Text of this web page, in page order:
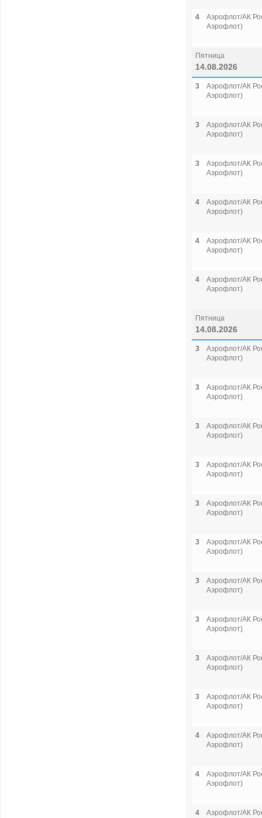
4
Аэрофлот/АК
Аэрофлот)
Пятница
14.08.2026
3
Аэрофлот/АК
Аэрофлот)
3
Аэрофлот/АК
Аэрофлот)
3
Аэрофлот/АК
Аэрофлот)
4
Аэрофлот/АК
Аэрофлот)
4
Аэрофлот/АК
Аэрофлот)
4
Аэрофлот/АК
Аэрофлот)
Пятница
14.08.2026
3
Аэрофлот/АК
Аэрофлот)
3
Аэрофлот/АК
Аэрофлот)
3
Аэрофлот/АК
Аэрофлот)
3
Аэрофлот/АК
Аэрофлот)
3
Аэрофлот/АК
Аэрофлот)
3
Аэрофлот/АК
Аэрофлот)
3
Аэрофлот/АК
Аэрофлот)
3
Аэрофлот/АК
Аэрофлот)
3
Аэрофлот/АК
Аэрофлот)
3
Аэрофлот/АК
Аэрофлот)
4
Аэрофлот/АК
Аэрофлот)
4
Аэрофлот/АК
Аэрофлот)
4
Аэрофлот/АК